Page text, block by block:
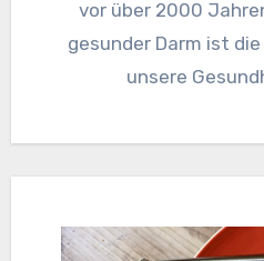
vor über 2000
gesunder Darm ist
unsere